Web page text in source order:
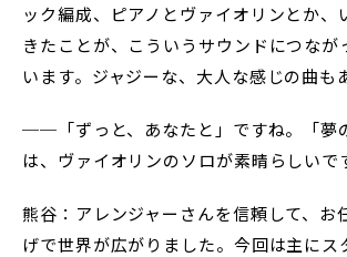
ック編成、ピアノとヴァイオリンとか、
きたことが、こういうサウンドにつなが
います。ジャジーな、大人な感じの曲も
──「ずっと、あなたと」ですね。「夢
は、ヴァイオリンのソロが素晴らしいで
熊谷：アレンジャーさんを信頼して、お
げで世界が広がりました。今回は主に